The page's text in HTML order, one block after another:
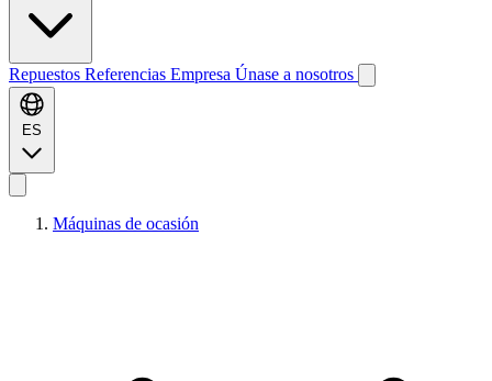
Repuestos Referencias Empresa Únase a nosotros
ES
Máquinas de ocasión